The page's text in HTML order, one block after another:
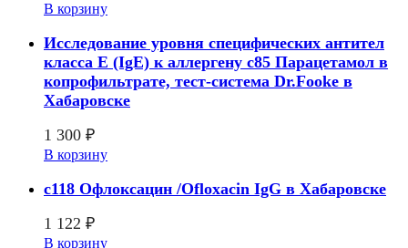
В корзину
Исследование уровня специфических антител
класса E (IgE) к аллергену с85 Парацетамол в
копрофильтрате, тест-система Dr.Fooke в
Хабаровске
1 300 ₽
В корзину
c118 Офлоксацин /Ofloxacin IgG в Хабаровске
1 122 ₽
В корзину